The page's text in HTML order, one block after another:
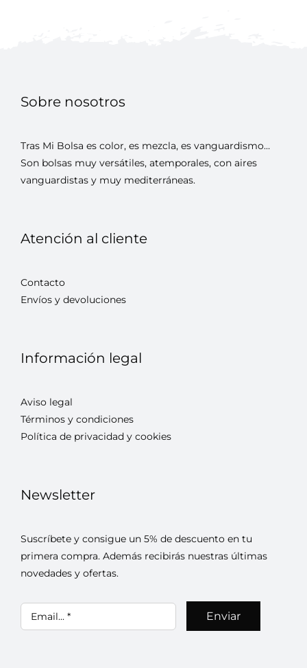
Sobre nosotros
Tras Mi Bolsa es color, es mezcla, es vanguardismo…
Son bolsas muy versátiles, atemporales, con aires
vanguardistas y muy mediterráneas.
Atención al cliente
Contacto
Envíos y devoluciones
Información legal
Aviso legal
Términos y condiciones
Política de privacidad y cookies
Newsletter
Suscríbete y consigue un 5% de descuento en tu
primera compra. Además recibirás nuestras últimas
novedades y ofertas.
Enviar